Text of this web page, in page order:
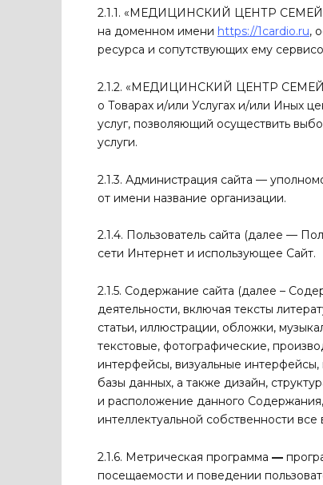
2.1.1. «МЕДИЦИНСКИЙ ЦЕНТР
на доменном имени https://1cardio.ru,
ресурса и сопутствующих ему
2.1.2. «МЕДИЦИНСКИЙ ЦЕНТР
о Товарах и/или Услугах и/или Иных
услуг, позволяющий осуществить
услуги.
2.1.3. Администрация сайта —
от имени название организации.
2.1.4. Пользователь сайта (далее —
сети Интернет и использующее Сайт.
2.1.5. Содержание сайта (далее –
деятельности, включая тексты
статьи, иллюстрации, обложки,
текстовые, фотографические,
интерфейсы, визуальные
базы данных, а также дизайн,
и расположение данного
интеллектуальной собственности
2.1.6. Метрическая программа —
посещаемости и поведении